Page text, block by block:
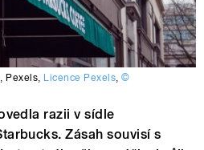
,Pexels Licence Pexels ©
razii v sídle
Zásah souvisí s